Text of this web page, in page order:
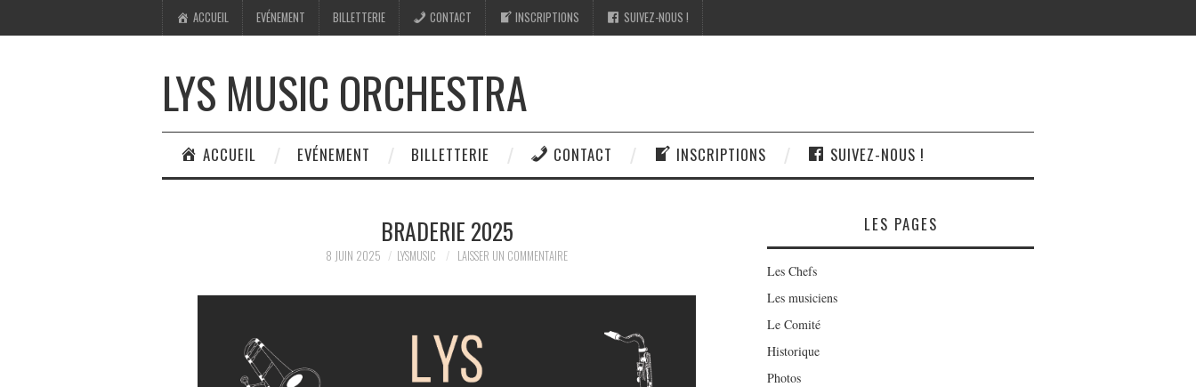
ACCUEIL EVÉNEMENT BILLETTERIE CONTACT INSCRIPTIONS SUIVEZ-NOUS !
LYS MUSIC ORCHESTRA
ACCUEIL EVÉNEMENT BILLETTERIE CONTACT INSCRIPTIONS SUIVEZ-NOUS !
BRADERIE 2025
8 JUIN 2025 LYSMUSIC LAISSER UN COMMENTAIRE
LES PAGES
Les Chefs
Les musiciens
Le Comité
Historique
Photos